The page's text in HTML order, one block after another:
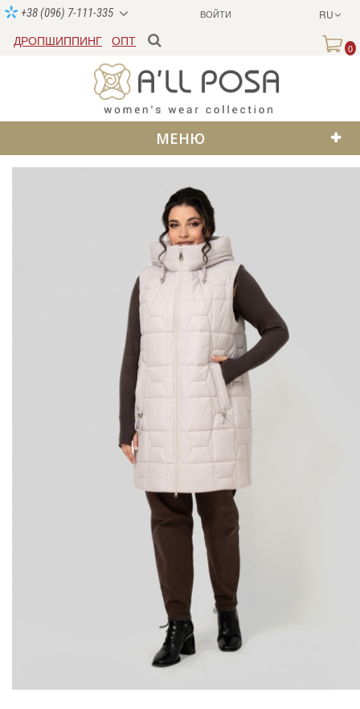
ВОЙТИ RU
+38 (096) 7-111-335
ДРОПШИППИНГ ОПТ
0
МЕНЮ